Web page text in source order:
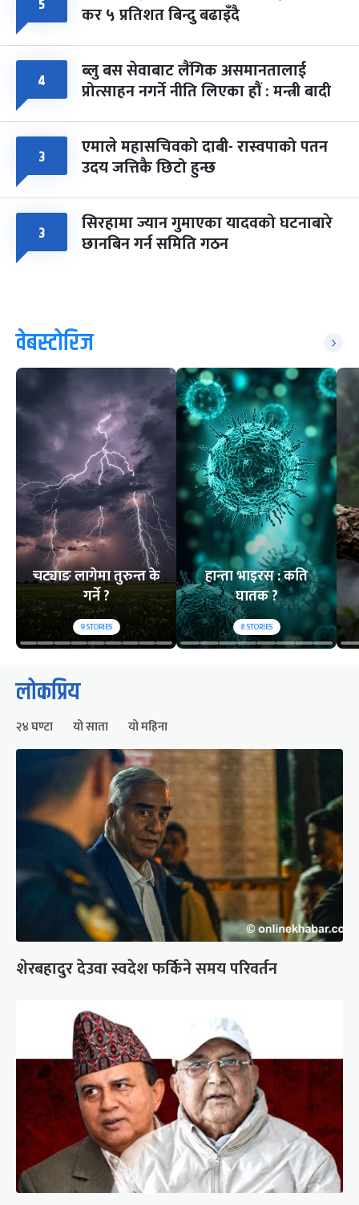
५ कर ५ प्रतिशत बिन्दु बढाइँदै
४ ब्लु बस सेवाबाट लैंगिक असमानतालाई
प्रोत्साहन नगर्ने नीति लिएका हौं : मन्त्री बादी
३ एमाले महासचिवको दाबी- रास्वपाको पतन
उदय जत्तिकै छिटो हुन्छ
३ सिरहामा ज्यान गुमाएका यादवको घटनाबारे
छानबिन गर्न समिति गठन
वेबस्टोरिज
चट्याङ लागेमा तुरुन्त के
गर्ने ?
9STORIES
हान्ता भाइरस : कति
घातक ?
8STORIES
लोकप्रिय
२४ घण्टा यो साता यो महिना
शेरबहादुर देउवा स्वदेश फर्किने समय परिवर्तन